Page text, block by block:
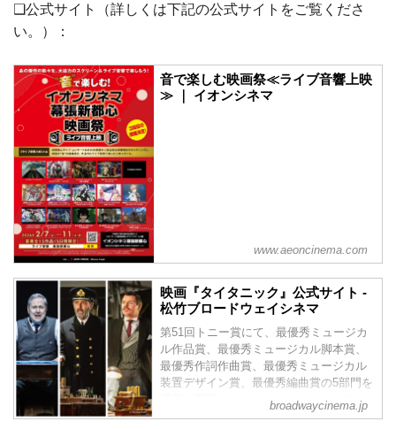
❑公式サイト（詳しくは下記の公式サイトをご覧くださ
い。）：
音で楽しむ映画祭≪ライブ音響上映
≫ ｜ イオンシネマ
www.aeoncinema.com
映画『タイタニック』公式サイト -
松竹ブロードウェイシネマ
第51回トニー賞にて、最優秀ミュージカ
ル作品賞、最優秀ミュージカル脚本賞、
最優秀作詞作曲賞、最優秀ミュージカル
装置デザイン賞、最優秀編曲賞の5部門を
受賞！巨匠モーリー・イェストンが奏で
る美しく壮大な音楽も必聴！1912年に起
broadwaycinema.jp